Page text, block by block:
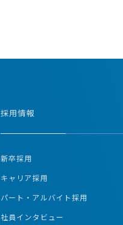
採用情報
新卒採用
キャリア採用
パート・アルバイト採用
社員インタビュー